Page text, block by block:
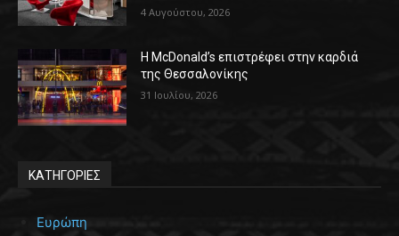
4 Αυγούστου, 2026
Η McDonald’s επιστρέφει στην καρδιά
της Θεσσαλονίκης
31 Ιουλίου, 2026
ΚΑΤΗΓΟΡΙΕΣ
Ευρώπη